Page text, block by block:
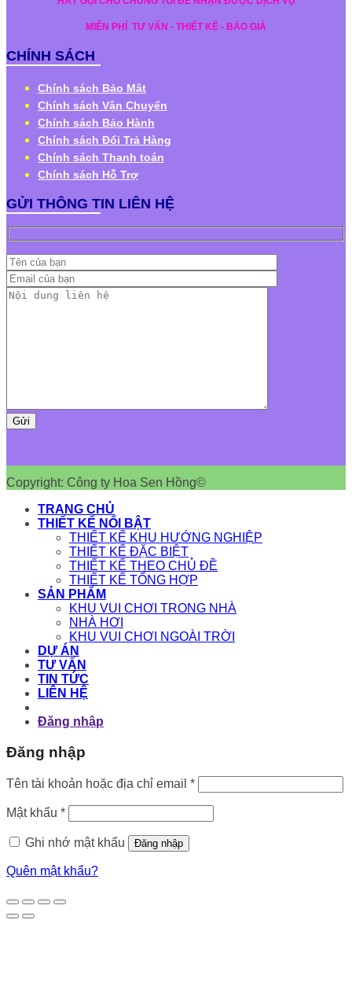
MIỄN PHÍ TƯ VẤN - THIẾT KẾ - BÁO GIÁ
CHÍNH SÁCH
Chính sách Bảo Mật
Chính sách Vận Chuyển
Chính sách Bảo Hành
Chính sách Đổi Trả Hàng
Chính sách Thanh toán
Chính sách Hỗ Trợ
GỬI THÔNG TIN LIÊN HỆ
Copyright: Công ty Hoa Sen Hồng©
TRANG CHỦ
THIẾT KẾ NỔI BẬT
THIẾT KẾ KHU HƯỚNG NGHIỆP
THIẾT KẾ ĐẶC BIỆT
THIẾT KẾ THEO CHỦ ĐỀ
THIẾT KẾ TỔNG HỢP
SẢN PHẨM
KHU VUI CHƠI TRONG NHÀ
NHÀ HƠI
KHU VUI CHƠI NGOÀI TRỜI
DỰ ÁN
TƯ VẤN
TIN TỨC
LIÊN HỆ
Đăng nhập
Đăng nhập
Tên tài khoản hoặc địa chỉ email *Bắt
buộc
Mật khẩu *Bắt
buộc
Ghi nhớ mật khẩu
Đăng nhập
Quên mật khẩu?